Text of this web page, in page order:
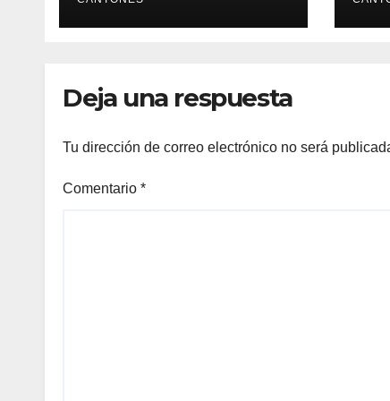
Deja una respuesta
Tu dirección de correo electrónico no será
Comentario *